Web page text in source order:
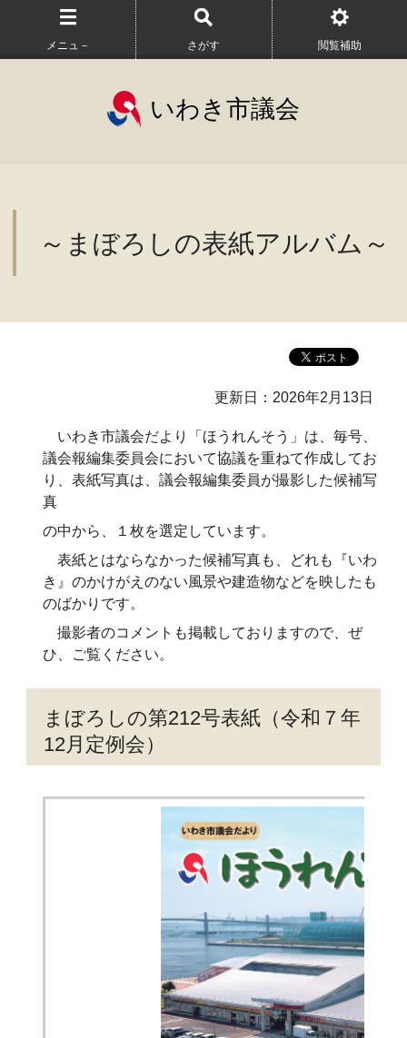
メニュ－ さがす 閲覧補助
いわき市議会
～まぼろしの表紙アルバム～
更新日：2026年2月13日
いわき市議会だより「ほうれんそう」は、毎号、
議会報編集委員会において協議を重ねて作成してお
り、表紙写真は、議会報編集委員が撮影した候補写
真
の中から、１枚を選定しています。
表紙とはならなかった候補写真も、どれも『いわ
き』のかけがえのない風景や建造物などを映したも
のばかりです。
撮影者のコメントも掲載しておりますので、ぜ
ひ、ご覧ください。
まぼろしの第212号表紙（令和７年
12月定例会）